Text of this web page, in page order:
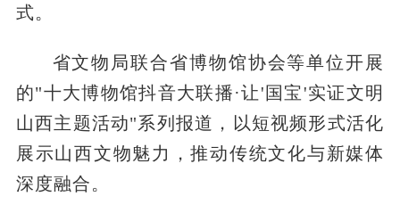
式。
省文物局联合省博物馆协会等单位开展
的"十大博物馆抖音大联播·让'国宝'实证文明
山西主题活动"系列报道，以短视频形式活化
展示山西文物魅力，推动传统文化与新媒体
深度融合。